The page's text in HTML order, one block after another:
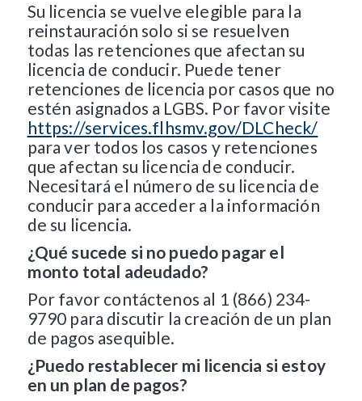
Su licencia se vuelve elegible para la
reinstauración solo si se resuelven
todas las retenciones que afectan su
licencia de conducir. Puede tener
retenciones de licencia por casos que no
estén asignados a LGBS. Por favor visite
https://services.flhsmv.gov/DLCheck/
para ver todos los casos y retenciones
que afectan su licencia de conducir.
Necesitará el número de su licencia de
conducir para acceder a la información
de su licencia.
¿Qué sucede si no puedo pagar el
monto total adeudado?
Por favor contáctenos al 1 (866) 234-
9790 para discutir la creación de un plan
de pagos asequible.
¿Puedo restablecer mi licencia si estoy
en un plan de pagos?